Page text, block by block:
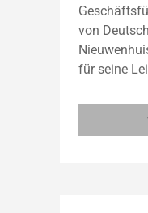
von
für seine